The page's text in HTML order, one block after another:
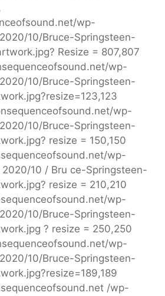
wp-
10/Bruce-Springsteen-
Resize = 807,807
wp-
10/Bruce-Springsteen-
wp-
10/Bruce-Springsteen-
resize = 150,150
wp-
10 / Bru ce-Springsteen-
resize = 210,210
wp-
10/Bruce-Springsteen-
? resize = 250,250
wp-
10/Bruce-Springsteen-
/wp-